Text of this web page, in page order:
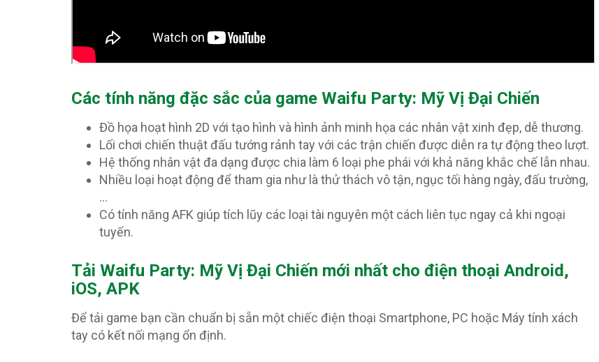
Các tính năng đặc sắc của game Waifu Party: Mỹ Vị Đại Chiến
Đồ họa hoạt hình 2D với tạo hình và hình ảnh minh họa các nhân vật xinh đẹp, dễ thương.
Lối chơi chiến thuật đấu tướng rảnh tay với các trận chiến được diễn ra tự động theo lượt.
Hệ thống nhân vật đa dạng được chia làm 6 loại phe phái với khả năng khắc chế lẫn nhau.
Nhiều loại hoạt động để tham gia như là thử thách vô tận, ngục tối hàng ngày, đấu trường,
…
Có tính năng AFK giúp tích lũy các loại tài nguyên một cách liên tục ngay cả khi ngoại
tuyến.
Tải Waifu Party: Mỹ Vị Đại Chiến mới nhất cho điện thoại Android,
iOS, APK
Để tải game bạn cần chuẩn bị sẵn một chiếc điện thoại Smartphone, PC hoặc Máy tính xách
tay có kết nối mạng ổn định.